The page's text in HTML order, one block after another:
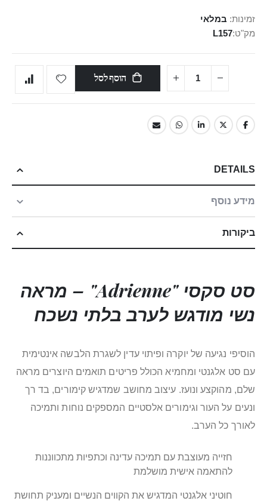
זמינות: במלאי
מק"ט L157
הוסף לסל
DETAILS
מידע נוסף
ביקורות
סט סקסי "Adrienne" – מראה
נשי מודגש לערב בלתי נשכח
הוסיפי נגיעה של יוקרה ופיתוי עדין לשגרת הלבשה אינטימית
עם סט אלגנטי ומחמיא הכולל פריטים תואמים היוצרים מראה
שלם, מהוקצע ונועז. עיצוב מחושב שמדגיש קימורים, בד רך
ונעים על העור וגימורים אלסטיים המספקים נוחות ותמיכה
לאורך כל הערב.
חזייה מעוצבת עם תמיכה עדינה וכתפיות מתכווננות
להתאמה אישית מושלמת
חוטיני אלגנטי המדגיש את הקווים הנשיים ומעניק תחושת